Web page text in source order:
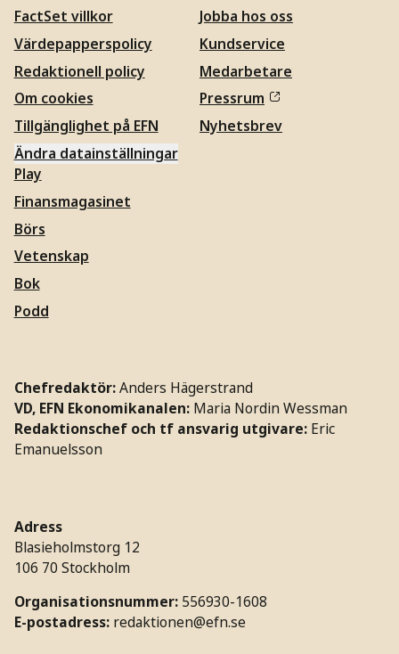
FactSet villkor
Värdepapperspolicy
Redaktionell policy
Om cookies
Tillgänglighet på EFN
Ändra datainställningar
Jobba hos oss
Kundservice
Medarbetare
Pressrum
Nyhetsbrev
Play
Finansmagasinet
Börs
Vetenskap
Bok
Podd
Chefredaktör:Anders Hägerstrand
VD, EFN Ekonomikanalen: Maria Nordin Wessman
Redaktionschef och tf ansvarig utgivare: Eric
Emanuelsson
Adress
Blasieholmstorg 12
106 70 Stockholm
Organisationsnummer: 556930-1608
E-postadress: redaktionen@efn.se